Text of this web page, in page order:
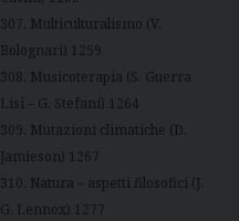
307. Multiculturalismo (V.
Bolognari) 1259
308. Musicoterapia (S. Guerra
Lisi – G. Stefani) 1264
309. Mutazioni climatiche (D.
Jamieson) 1267
310. Natura – aspetti filosofici (J.
G. Lennox) 1277